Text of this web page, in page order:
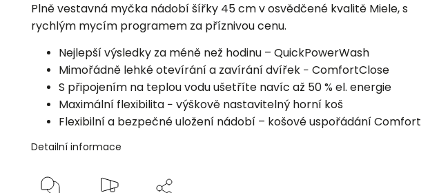
Plně vestavná myčka nádobí šířky 45 cm v osvědčené kvalitě Miele, s
rychlým mycím programem za příznivou cenu.
Nejlepší výsledky za méně než hodinu –QuickPowerWash
Mimořádně lehké otevírání a zavírání dvířek −ComfortClose
S připojením na teplou vodu ušetříte navíc až 50 % el. energie
Maximální flexibilita − výškově nastavitelný horní koš
Flexibilní a bezpečné uložení nádobí – košové uspořádání Comfort
Detailní informace